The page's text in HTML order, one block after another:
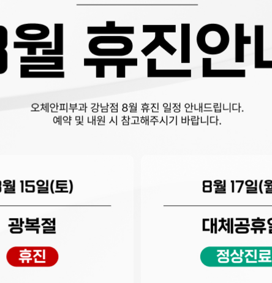
Cozy private space
특별한 공간으로 당신을 초대합니다.